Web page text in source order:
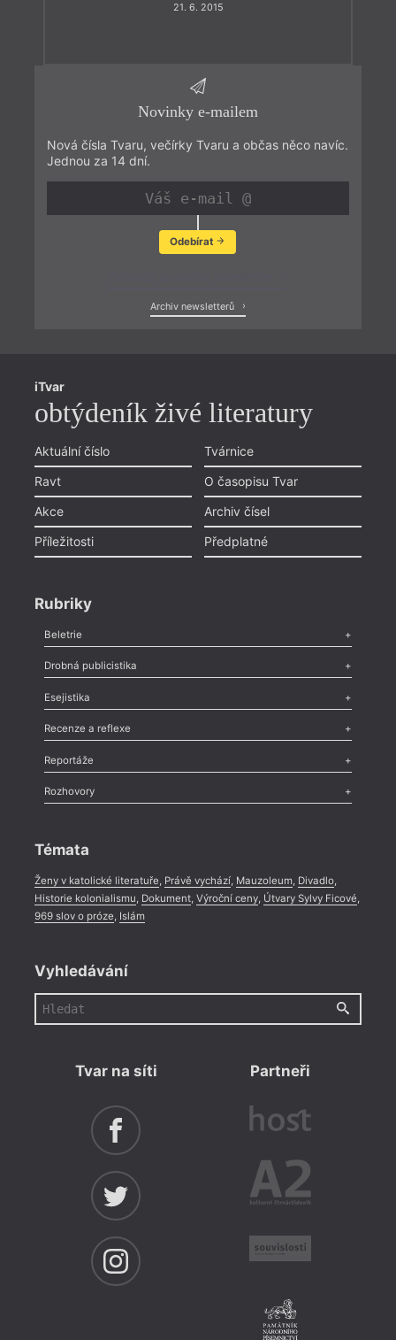
21. 6. 2015
Novinky e-mailem
Nová čísla Tvaru, večírky Tvaru a občas něco navíc.
Jednou za 14 dní.
Odebírat
Archiv newsletterů
iTvar
obtýdeník živé literatury
Aktuální číslo
Ravt
Akce
Příležitosti
Tvárnice
O časopisu Tvar
Archiv čísel
Předplatné
Rubriky
Beletrie
Poezie,Próza,Dokumenty
Drobná publicistika
Odlesk
Nekrolog,Glosa,Sloupek,Pozvánka,Literární soutěž,
Esejistika
Esej ,Pádlo,Úvaha
Recenze a reflexe
Recenze
Méně slov o próze,Celá rubrika
Reportáže
Literární zítřky
Celá rubrika
Rozhovory
Témata
Ženy v katolické literatuře, Právě vychází, Mauzoleum, Divadlo,
Historie kolonialismu, Dokument, Výroční ceny, Útvary Sylvy Ficové,
969 slov o próze, Islám
Vyhledávání
Tvar na síti Partneři